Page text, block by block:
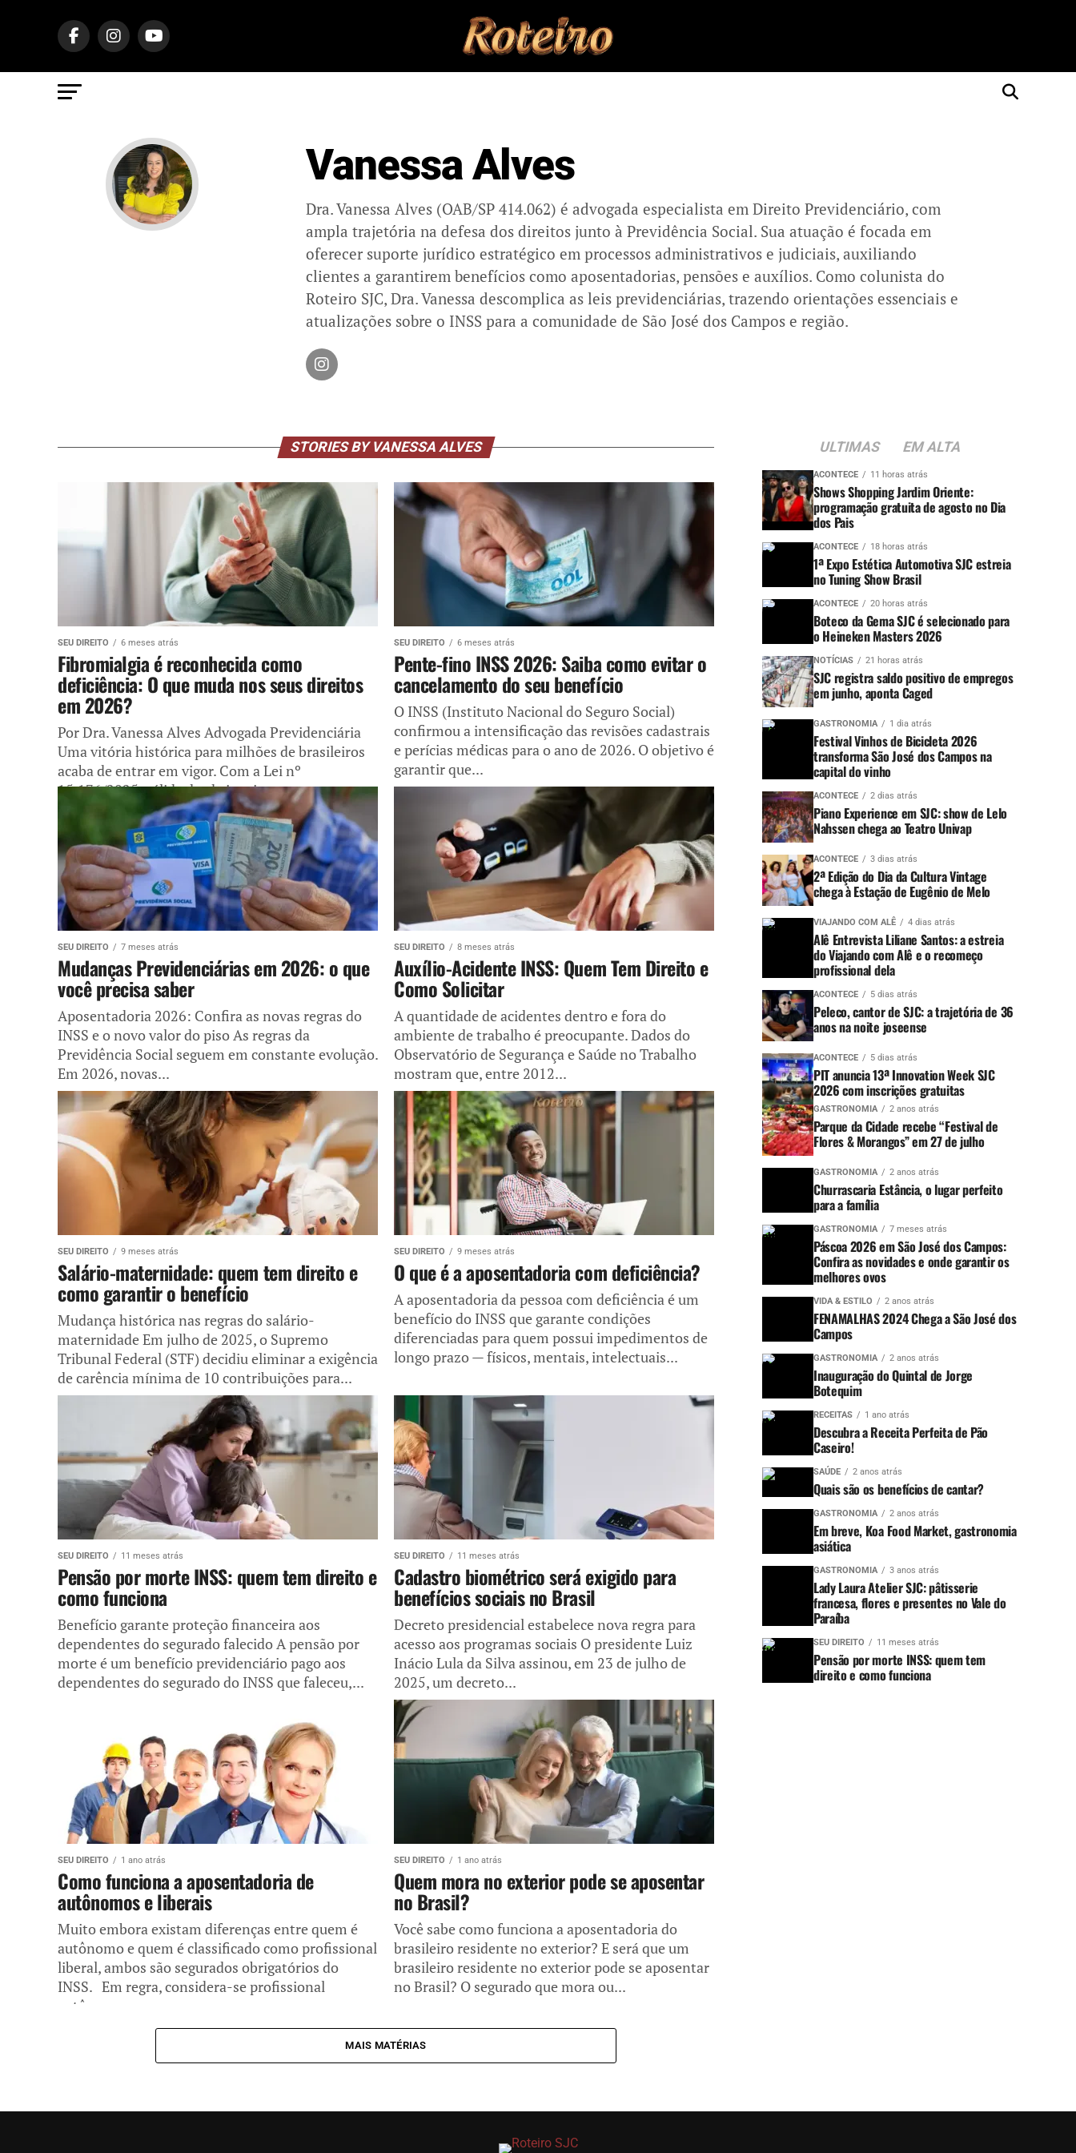
Vanessa Alves
Dra. Vanessa Alves (OAB/SP 414.062) é advogada especialista em Direito Previdenciário, com
ampla trajetória na defesa dos direitos junto à Previdência Social. Sua atuação é focada em
oferecer suporte jurídico estratégico em processos administrativos e judiciais, auxiliando
clientes a garantirem benefícios como aposentadorias, pensões e auxílios. Como colunista do
Roteiro SJC, Dra. Vanessa descomplica as leis previdenciárias, trazendo orientações essenciais e
atualizações sobre o INSS para a comunidade de São José dos Campos e região.
STORIES BY VANESSA ALVES
SEU DIREITO 6 meses atrás
Fibromialgia é reconhecida como
deficiência: O que muda nos seus direitos
em 2026?
Por Dra. Vanessa Alves Advogada Previdenciária
Uma vitória histórica para milhões de brasileiros
acaba de entrar em vigor. Com a Lei nº
15.176/2025, válida desde janeiro...
SEU DIREITO 6 meses atrás
Pente-fino INSS 2026: Saiba como evitar o
cancelamento do seu benefício
O INSS (Instituto Nacional do Seguro Social)
confirmou a intensificação das revisões cadastrais
e perícias médicas para o ano de 2026. O objetivo é
garantir que...
SEU DIREITO 7 meses atrás
Mudanças Previdenciárias em 2026: o que
você precisa saber
Aposentadoria 2026: Confira as novas regras do
INSS e o novo valor do piso As regras da
Previdência Social seguem em constante evolução.
Em 2026, novas...
SEU DIREITO 8 meses atrás
Auxílio-Acidente INSS: Quem Tem Direito e
Como Solicitar
A quantidade de acidentes dentro e fora do
ambiente de trabalho é preocupante. Dados do
Observatório de Segurança e Saúde no Trabalho
mostram que, entre 2012...
SEU DIREITO 9 meses atrás
Salário-maternidade: quem tem direito e
como garantir o benefício
Mudança histórica nas regras do salário-
maternidade Em julho de 2025, o Supremo
Tribunal Federal (STF) decidiu eliminar a exigência
de carência mínima de 10 contribuições para...
SEU DIREITO 9 meses atrás
O que é a aposentadoria com deficiência?
A aposentadoria da pessoa com deficiência é um
benefício do INSS que garante condições
diferenciadas para quem possui impedimentos de
longo prazo — físicos, mentais, intelectuais...
SEU DIREITO 11 meses atrás
Pensão por morte INSS: quem tem direito e
como funciona
Benefício garante proteção financeira aos
dependentes do segurado falecido A pensão por
morte é um benefício previdenciário pago aos
dependentes do segurado do INSS que faleceu,...
SEU DIREITO 11 meses atrás
Cadastro biométrico será exigido para
benefícios sociais no Brasil
Decreto presidencial estabelece nova regra para
acesso aos programas sociais O presidente Luiz
Inácio Lula da Silva assinou, em 23 de julho de
2025, um decreto...
SEU DIREITO 1 ano atrás
Como funciona a aposentadoria de
autônomos e liberais
Muito embora existam diferenças entre quem é
autônomo e quem é classificado como profissional
liberal, ambos são segurados obrigatórios do
INSS. Em regra, considera-se profissional
autônomo...
SEU DIREITO 1 ano atrás
Quem mora no exterior pode se aposentar
no Brasil?
Você sabe como funciona a aposentadoria do
brasileiro residente no exterior? E será que um
brasileiro residente no exterior pode se aposentar
no Brasil? O segurado que mora ou...
MAIS MATÉRIAS
ULTIMAS EM ALTA
ACONTECE 11 horas atrás
Shows Shopping Jardim Oriente:
programação gratuita de agosto no Dia
dos Pais
ACONTECE 18 horas atrás
1ª Expo Estética Automotiva SJC estreia
no Tuning Show Brasil
ACONTECE 20 horas atrás
Boteco da Gema SJC é selecionado para
o Heineken Masters 2026
NOTÍCIAS 21 horas atrás
SJC registra saldo positivo de empregos
em junho, aponta Caged
GASTRONOMIA 1 dia atrás
Festival Vinhos de Bicicleta 2026
transforma São José dos Campos na
capital do vinho
ACONTECE 2 dias atrás
Piano Experience em SJC: show de Lelo
Nahssen chega ao Teatro Univap
ACONTECE 3 dias atrás
2ª Edição do Dia da Cultura Vintage
chega à Estação de Eugênio de Melo
VIAJANDO COM ALÊ 4 dias atrás
Alê Entrevista Liliane Santos: a estreia
do Viajando com Alê e o recomeço
profissional dela
ACONTECE 5 dias atrás
Peleco, cantor de SJC: a trajetória de 36
anos na noite joseense
ACONTECE 5 dias atrás
PIT anuncia 13ª Innovation Week SJC
2026 com inscrições gratuitas
GASTRONOMIA 2 anos atrás
Parque da Cidade recebe “Festival de
Flores & Morangos” em 27 de julho
GASTRONOMIA 2 anos atrás
Churrascaria Estância, o lugar perfeito
para a família
GASTRONOMIA 7 meses atrás
Páscoa 2026 em São José dos Campos:
Confira as novidades e onde garantir os
melhores ovos
VIDA & ESTILO 2 anos atrás
FENAMALHAS 2024 Chega a São José dos
Campos
GASTRONOMIA 2 anos atrás
Inauguração do Quintal de Jorge
Botequim
RECEITAS 1 ano atrás
Descubra a Receita Perfeita de Pão
Caseiro!
SAÚDE 2 anos atrás
Quais são os benefícios de cantar?
GASTRONOMIA 2 anos atrás
Em breve, Koa Food Market, gastronomia
asiática
GASTRONOMIA 3 anos atrás
Lady Laura Atelier SJC: pâtisserie
francesa, flores e presentes no Vale do
Paraíba
SEU DIREITO 11 meses atrás
Pensão por morte INSS: quem tem
direito e como funciona